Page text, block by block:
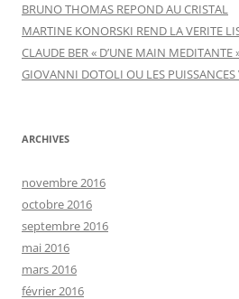
BRUNO THOMAS REPOND AU CRISTAL
MARTINE KONORSKI REND LA VERITE
CLAUDE BER « D’UNE MAIN MEDITANTE
GIOVANNI DOTOLI OU LES PUISSANCES
ARCHIVES
novembre 2016
octobre 2016
septembre 2016
mai 2016
mars 2016
février 2016